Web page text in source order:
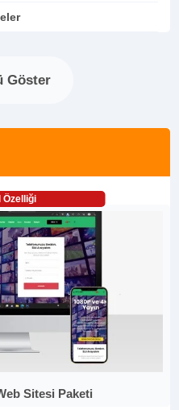
Göster
Özelliği
Sitesi Paketi